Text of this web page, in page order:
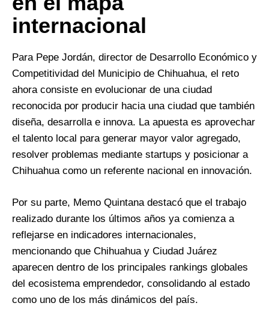
internacional
Para Pepe Jordán, director de Desarrollo Económico y
Competitividad del Municipio de Chihuahua, el reto
ahora consiste en evolucionar de una ciudad
reconocida por producir hacia una ciudad que también
diseña, desarrolla e innova. La apuesta es aprovechar
el talento local para generar mayor valor agregado,
resolver problemas mediante startups y posicionar a
Chihuahua como un referente nacional en innovación.
Por su parte, Memo Quintana destacó que el trabajo
realizado durante los últimos años ya comienza a
reflejarse en indicadores internacionales,
mencionando que Chihuahua y Ciudad Juárez
aparecen dentro de los principales rankings globales
del ecosistema emprendedor, consolidando al estado
como uno de los más dinámicos del país.